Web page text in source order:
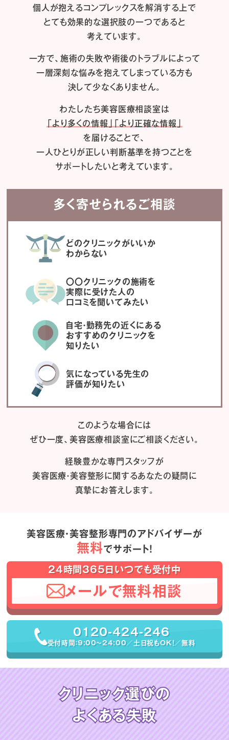
個人が抱えるコンプレックスを解消する上で
とても効果的な選択肢の一つであると
考えています。
一方で、施術の失敗や術後のトラブルによって
一層深刻な悩みを抱えてしまっている方も
決して少なくありません。
わたしたち美容医療相談室は
「より多くの情報」「より正確な情報」
を届けることで、
一人ひとりが正しい判断基準を持つことを
サポートしたいと考えています。
多く寄せられるご相談
どのクリニックがいいか
わからない
〇〇クリニックの施術を
実際に受けた人の
口コミを聞いてみたい
自宅・勤務先の近くにある
おすすめのクリニックを
知りたい
気になっている先生の
評価が知りたい
このような場合には
ぜひ一度、美容医療相談室にご相談ください。
経験豊かな専門スタッフが
美容医療・美容整形に関するあなたの疑問に
真摯にお答えします。
美容医療・美容整形専門のアドバイザーが
無料でサポート！
24時間365日いつでも受付中
メールで無料相談
0120-424-246
受付時間：9:00〜24:00／土日祝もOK！／無料
クリニック選びの
よくある失敗